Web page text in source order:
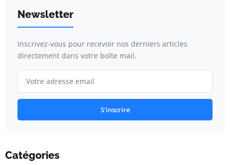
Newsletter
Inscrivez-vous pour recevoir nos derniers articles
directement dans votre boîte mail.
S'inscrire
Catégories